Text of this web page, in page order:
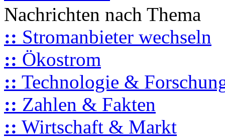
Nachrichten nach Thema
:: Stromanbieter wechseln
:: Ökostrom
:: Technologie &
:: Zahlen & Fakten
:: Wirtschaft & Markt